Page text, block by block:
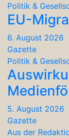
Politik &
EU-
6. August 2026
Gazette
Politik &
5. August 2026
Gazette
Aus der